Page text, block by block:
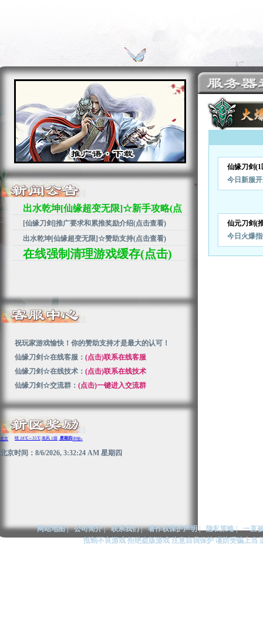
出水乾坤[仙缘超变无限]☆新手攻略(点
击查看)
[仙缘刀剑]推广要求和累推奖励介绍(点击查看)
出水乾坤[仙缘超变无限]☆赞助支持(点击查看)
在线强制清理游戏缓存(点击)
祝玩家游戏愉快！你的赞助支持才是最大的认可！
仙缘刀剑☆在线客服： (点击)联系在线客服
仙缘刀剑☆在线技术： (点击)联系在线技术
仙缘刀剑☆交流群： (点击)一键进入交流群
北京时间：8/6/2026, 3:32:24 AM 星期四
仙缘刀剑
今日新服
仙元刀剑(
今日火爆
网站地图| 公司简介| 联系我们| 著作权保护声明 | 隐私策略| 一直
抵制不良游戏 拒绝盗版游戏 注意自我保护 谨防受骗上当